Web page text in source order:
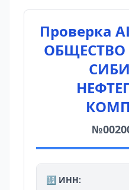
Проверка
🔢 ИНН: